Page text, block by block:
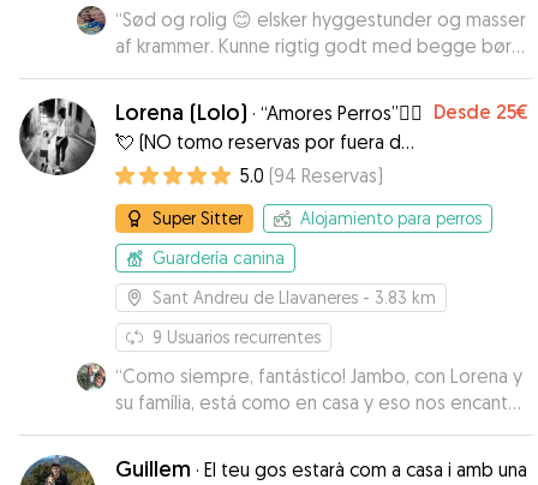
“Sød og rolig 😊 elsker hyggestunder og masser
af krammer. Kunne rigtig godt med begge børn
og var en fryd at passe.”
Lorena (Lolo) · “Amores Perros”🐕‍🦺
💘 (NO tomo reservas por fuera de
la app, sin excepción. Gracias)
Desde 25€
5.0 (94 Reservas)
Super Sitter
Alojamiento para perros
Guardería canina
Sant Andreu de Llavaneres - 3.83 km
9 Usuarios recurrentes
“Como siempre, fantástico! Jambo, con Lorena y
su família, está como en casa y eso nos encanta!
No puede estar en mejores manos! Mil gracias
una vez más💜
Guillem · El teu gos estarà com a casa i amb una